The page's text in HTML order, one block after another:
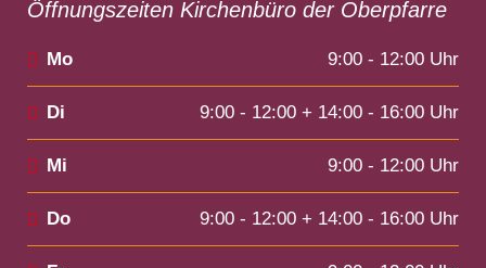
Öffnungszeiten Kirchenbüro der Oberpfarre
Mo 9:00 - 12:00 Uhr
Di 9:00 - 12:00 + 14:00 - 16:00 Uhr
Mi 9:00 - 12:00 Uhr
Do 9:00 - 12:00 + 14:00 - 16:00 Uhr